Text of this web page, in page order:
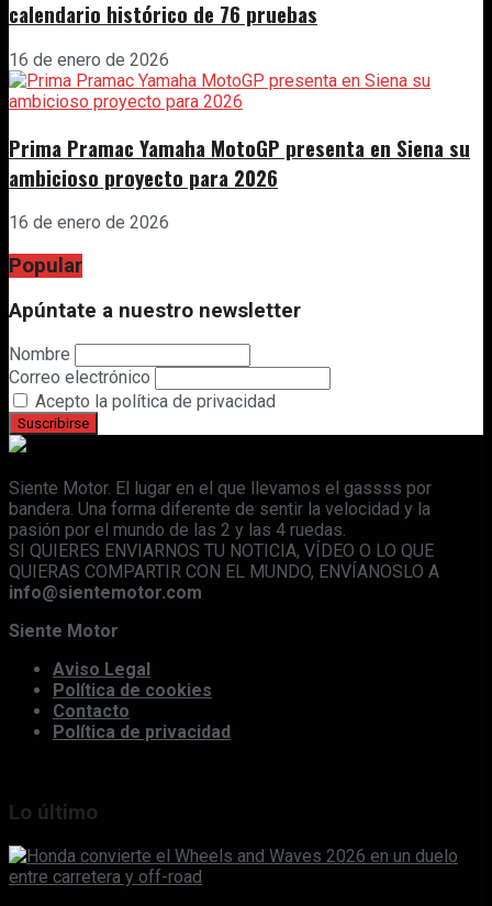
calendario histórico de 76 pruebas
16 de enero de 2026
Prima Pramac Yamaha MotoGP presenta en Siena su
ambicioso proyecto para 2026
16 de enero de 2026
Popular
Apúntate a nuestro newsletter
Nombre
Correo electrónico
Acepto la política de privacidad
Siente Motor. El lugar en el que llevamos el gassss por
bandera. Una forma diferente de sentir la velocidad y la
pasión por el mundo de las 2 y las 4 ruedas.
SI QUIERES ENVIARNOS TU NOTICIA, VÍDEO O LO QUE
QUIERAS COMPARTIR CON EL MUNDO, ENVÍANOSLO A
info@sientemotor.com
Siente Motor
Aviso Legal
Política de cookies
Contacto
Política de privacidad
Lo último